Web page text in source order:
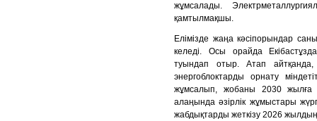
жұмсалады.
қамтылмақшы.
Елімізде жаңа кәсіпорындар
келеді. Осы орайда
туындап отыр. Атап
энергоблоктарды орнату
жұмсалып, жобаны 2030 жылға
алаңында әзірлік жұмыстары
жабдықтарды жеткізу 2026 жылдың